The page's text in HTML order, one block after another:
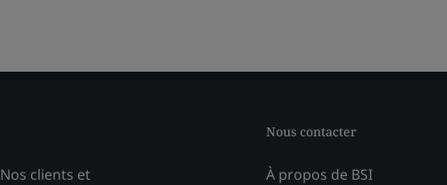
Nos clients et
Nous contacter
À propos de BSI